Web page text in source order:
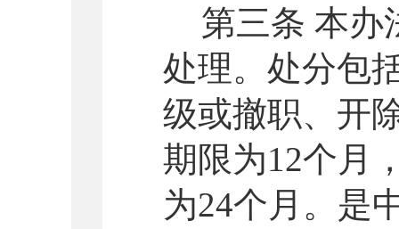
第三条 本办
处理。处分包
级或撤职、开
期限为12个月
为24个月。是